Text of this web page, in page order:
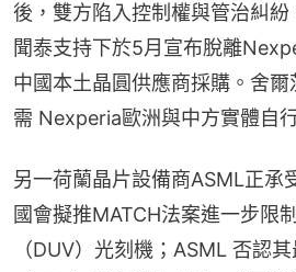
後，雙方陷入控制權與管治糾
聞泰支持下於5月宣布脫離
中國本土晶圓供應商採購。舍
需 Nexperia歐洲與中方實體自
另一荷蘭晶片設備商ASML正承
國會擬推MATCH法案進一步限
（DUV）光刻機；ASML 否認